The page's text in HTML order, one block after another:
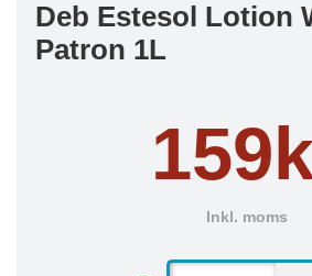
Deb Estesol Lotion
Patron 1L
Inkl. moms